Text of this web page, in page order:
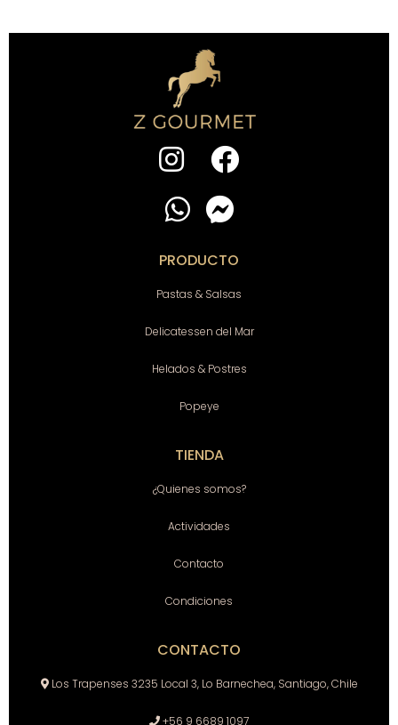
PRODUCTO
Pastas & Salsas
Delicatessen del Mar
Helados & Postres
Popeye
TIENDA
¿Quienes somos?
Actividades
Contacto
Condiciones
CONTACTO
Los Trapenses 3235 Local 3, Lo Barnechea, Santiago, Chile
+56 9 6689 1097